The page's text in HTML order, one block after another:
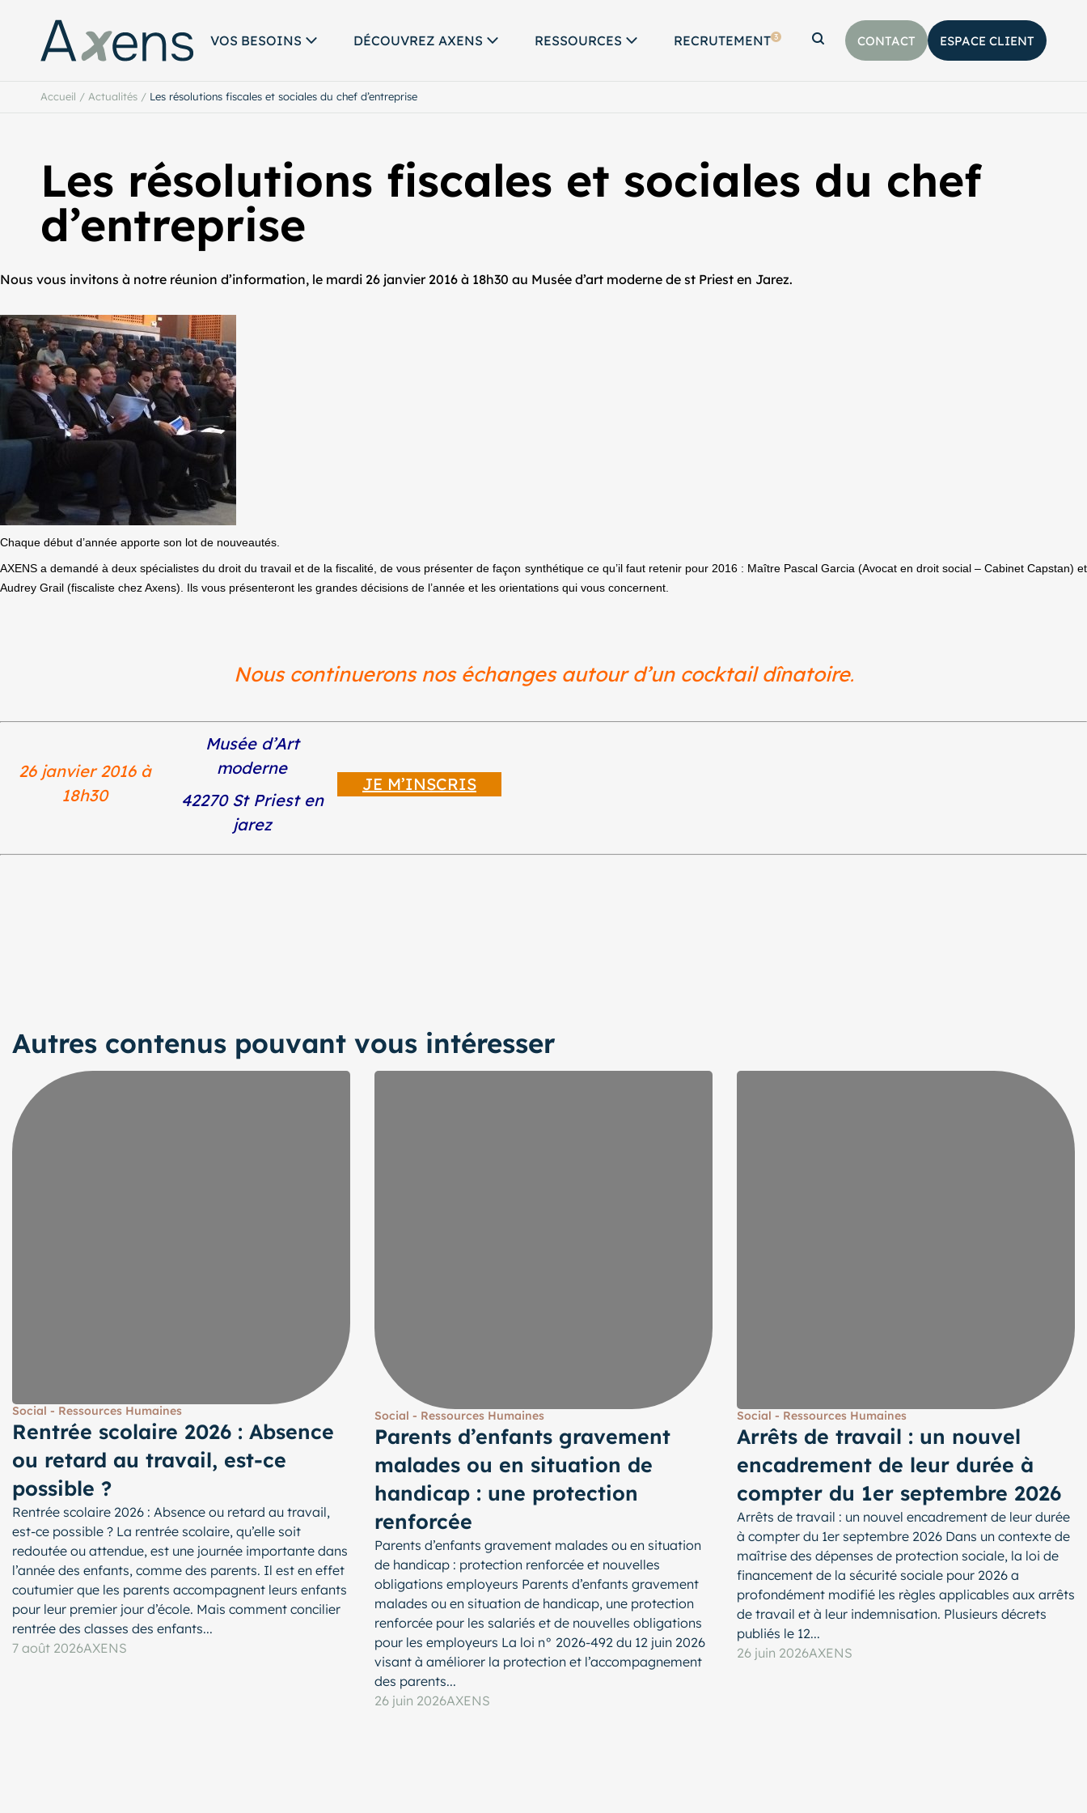
VOS BESOINS DÉCOUVREZ AXENS RESSOURCES RECRUTEMENT 3
Afficher la barre de recherche
CONTACT ESPACE CLIENT
Accueil / Actualités / Les résolutions fiscales et sociales du chef d’entreprise
Les résolutions fiscales et sociales du chef
d’entreprise
Nous vous invitons à notre réunion d’information, le mardi 26 janvier 2016 à 18h30 au Musée d’art moderne de st Priest en Jarez.
Chaque début d’année apporte son lot de nouveautés.
AXENS a demandé àdeux spécialistes du droit du travail et de la fiscalité, de vous présenter de façon synthétique ce qu’il faut retenir pour 2016 : Maître Pascal Garcia (Avocat en droit social – Cabinet Capstan) et
Audrey Grail (fiscaliste chez Axens). Ils vous présenteront les grandes décisions de l’année et les orientations qui vous concernent
Nous continuerons nos échanges autour d’un cocktail dînatoire.
26 janvier 2016 à
18h30
Musée d’Art
moderne
42270 St Priest en
jarez
JE M’INSCRIS
Autres contenus pouvant vous intéresser
Social - Ressources Humaines
Rentrée scolaire 2026 : Absence
ou retard au travail, est-ce
possible ?
Rentrée scolaire 2026 : Absence ou retard au travail,
est-ce possible ? La rentrée scolaire, qu’elle soit
redoutée ou attendue, est une journée importante dans
l’année des enfants, comme des parents. Il est en effet
coutumier que les parents accompagnent leurs enfants
pour leur premier jour d’école. Mais comment concilier
rentrée des classes des enfants...
7 août 2026AXENS
Social - Ressources Humaines
Parents d’enfants gravement
malades ou en situation de
handicap : une protection
renforcée
Parents d’enfants gravement malades ou en situation
de handicap : protection renforcée et nouvelles
obligations employeurs Parents d’enfants gravement
malades ou en situation de handicap, une protection
renforcée pour les salariés et de nouvelles obligations
pour les employeurs La loi n° 2026-492 du 12 juin 2026
visant à améliorer la protection et l’accompagnement
des parents...
26 juin 2026AXENS
Social - Ressources Humaines
Arrêts de travail : un nouvel
encadrement de leur durée à
compter du 1er septembre 2026
Arrêts de travail : un nouvel encadrement de leur durée
à compter du 1er septembre 2026 Dans un contexte de
maîtrise des dépenses de protection sociale, la loi de
financement de la sécurité sociale pour 2026 a
profondément modifié les règles applicables aux arrêts
de travail et à leur indemnisation. Plusieurs décrets
publiés le 12...
26 juin 2026AXENS